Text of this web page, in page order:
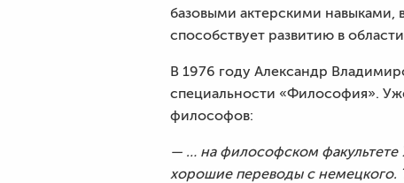
базовыми актерскими навыками,
способствует развитию в
В 1976 году Александр
специальности «Философия».
философов:
— … на философском
хорошие переводы с